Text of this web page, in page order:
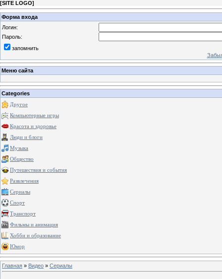
[SITE LOGO]
Форма входа
Логин:
Пароль:
запомнить
Меню сайта
Categories
Другое
Компьютерные игры
Красота и здоровье
Люди и блоги
Музыка
Общество
Путешествия и события
Развлечения
Сериалы
Спорт
Транспорт
Фильмы и анимация
Хобби и образование
Юмор
Главная » Видео » Сериалы